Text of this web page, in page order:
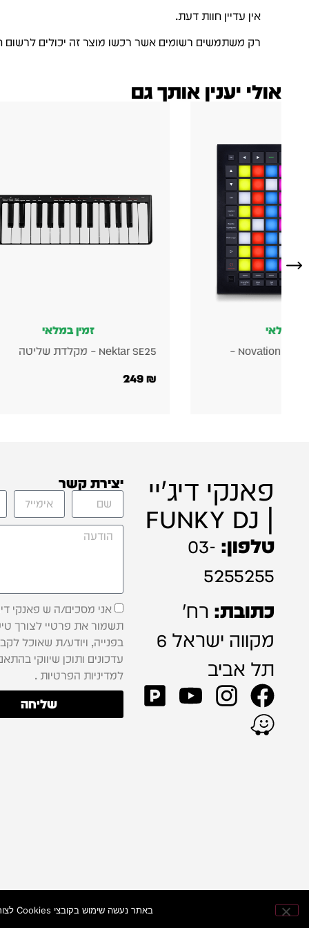
אין עדיין חוות דעת.
רק משתמשים רשומים אשר רכשו מוצר זה יכולים לרשום
אולי יענין אותך גם
פאנקי דיג'יי
| FUNKY DJ
טלפון: 03-
5255255
כתובת: רח'
מקווה ישראל 6
תל אביב
יצירת קשר
אני מסכים/ה ש פאנקי
תשמור את פרטיי לצורך
בפנייה, ויודע/ת שאוכל
עדכונים ותוכן שיווקי
למדיניות הפרטיות .
שליחה
באתר נעשה שימוש בקובצי Cookies לצורך שיפור חוויית הגלישה, התאמת התוכן וניתוח ביצועי האתר — כדי להעניק לכם חוויית קנייה מהירה ונוחה יותר.